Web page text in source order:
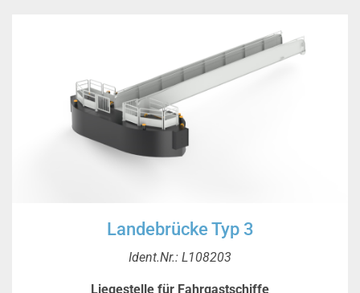
Landebrücke Typ 3
Ident.Nr.: L108203
Liegestelle für Fahrgastschiffe